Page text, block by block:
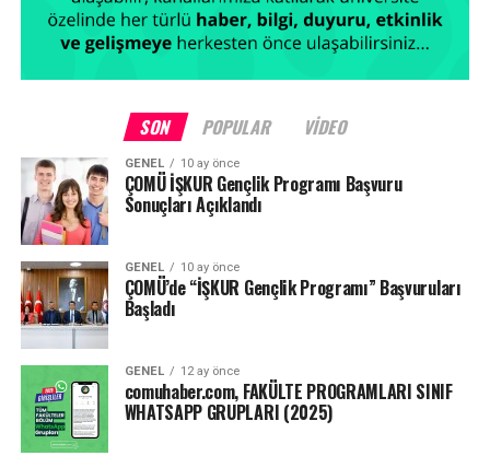
SON POPULAR VIDEO
GENEL 10 ay önce
ÇOMÜ İŞKUR Gençlik Programı Başvuru
Sonuçları Açıklandı
GENEL 10 ay önce
ÇOMÜ’de “İŞKUR Gençlik Programı” Başvuruları
Başladı
GENEL 12 ay önce
comuhaber.com, FAKÜLTE PROGRAMLARI SINIF
WHATSAPP GRUPLARI (2025)